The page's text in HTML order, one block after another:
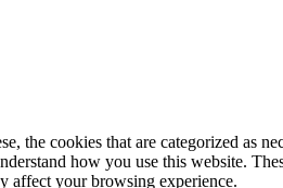
cookies that are categorized as
how you use this website.
affect your browsing experience.